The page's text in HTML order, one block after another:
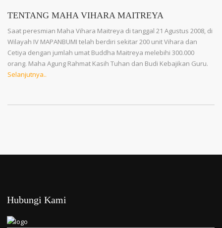
TENTANG MAHA VIHARA MAITREYA
Saat peresmian Maha Vihara Maitreya di tanggal 21 Agustus 2008, di
Wilayah IV MAPANBUMI telah berdiri sekitar 200 unit Vihara dan
Cetiya dengan jumlah umat Buddha Maitreya melebihi 300.000
orang. Maha Agung Rahmat Kasih Tuhan dan Budi Kebajikan Guru.
Selanjutnya..
Hubungi Kami